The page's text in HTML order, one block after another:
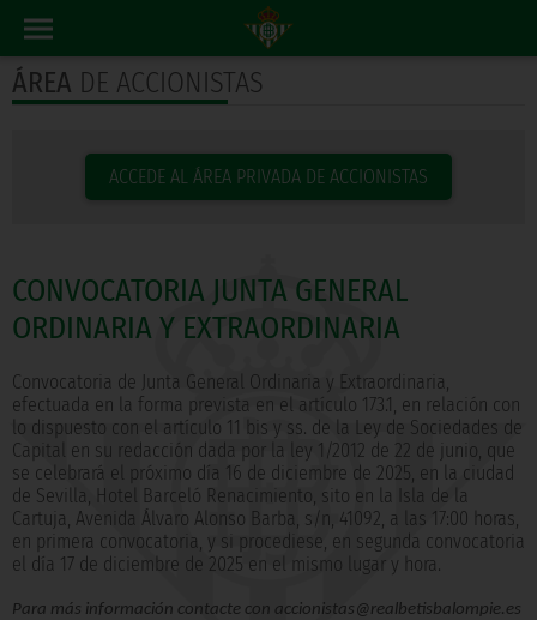
ÁREA DE ACCIONISTAS
ACCEDE AL ÁREA PRIVADA DE ACCIONISTAS
CONVOCATORIA JUNTA GENERAL
ORDINARIA Y EXTRAORDINARIA
Convocatoria de Junta General Ordinaria y Extraordinaria,
efectuada en la forma prevista en el artículo 173.1, en relación con
lo dispuesto con el artículo 11 bis y ss. de la Ley de Sociedades de
Capital en su redacción dada por la ley 1/2012 de 22 de junio, que
se celebrará el próximo día 16 de diciembre de 2025, en la ciudad
de Sevilla, Hotel Barceló Renacimiento, sito en la Isla de la
Cartuja, Avenida Álvaro Alonso Barba, s/n, 41092, a las 17:00 horas,
en primera convocatoria, y si procediese, en segunda convocatoria
el día 17 de diciembre de 2025 en el mismo lugar y hora.
Para más información contacte con accionistas@realbetisbalompie.es